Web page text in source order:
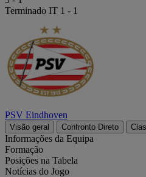
Terminado IT 1 - 1
PSV Eindhoven
Visão geral Confronto Direto
Informações da Equipa
Formação
Posições na Tabela
Notícias do Jogo